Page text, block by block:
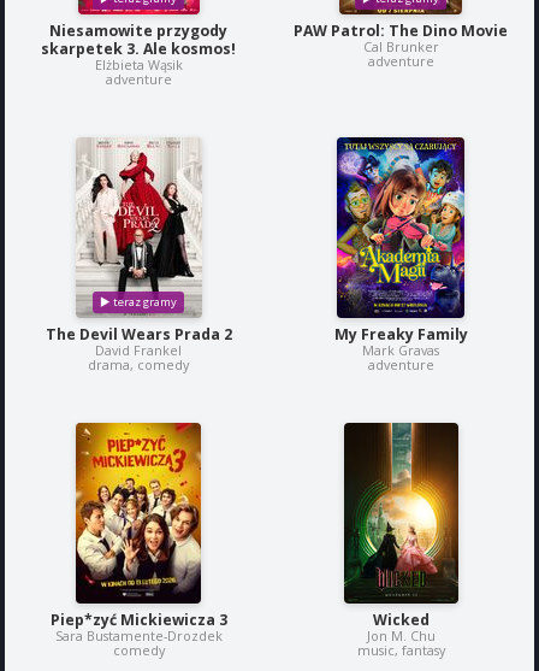
Niesamowite przygody
skarpetek 3. Ale kosmos!
Elżbieta Wąsik
adventure
PAW Patrol: The Dino Movie
Cal Brunker
adventure
The Devil Wears Prada 2
David Frankel
drama, comedy
My Freaky Family
Mark Gravas
adventure
Piep*zyć Mickiewicza 3
Sara Bustamente-Drozdek
comedy
Wicked
Jon M. Chu
music, fantasy